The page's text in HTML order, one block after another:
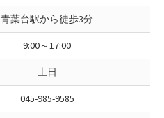
青葉台駅から徒歩3分
9:00～17:00
土日
045-985-9585